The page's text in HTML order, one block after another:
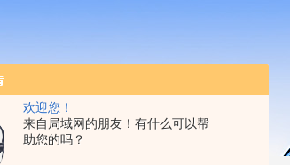
欢迎您！
来自局域网的朋友！有什么可以帮
助您的吗？